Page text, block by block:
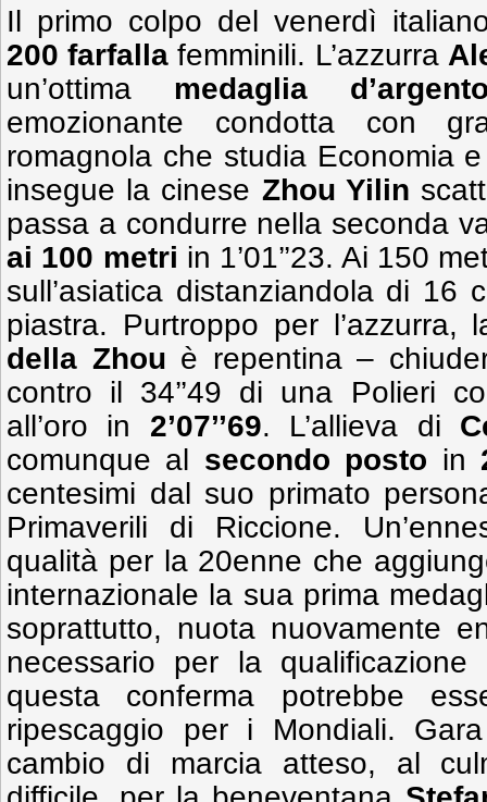
Il primo colpo del venerdì
200 farfalla femminili. L’azzurra
un’ottima medaglia
emozionante condotta con
romagnola che studia Economia
insegue la cinese Zhou Yilin
passa a condurre nella seconda
ai 100 metri in 1’01’’23. Ai 150
sull’asiatica distanziandola di 16
piastra. Purtroppo per l’azzurra,
della Zhou è repentina –
contro il 34’’49 di una Polieri
all’oro in 2’07’’69. L’allieva di
comunque al secondo posto in
centesimi dal suo primato
Primaverili di Riccione.
qualità per la 20enne che
internazionale la sua prima
soprattutto, nuota nuovamente
necessario per la
questa conferma potrebbe
ripescaggio per i Mondiali.
cambio di marcia atteso, al